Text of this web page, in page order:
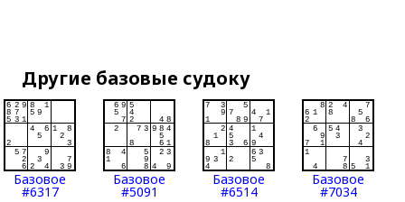
Другие базовые судоку
Базовое
#6317
Базовое
#5091
Базовое
#6514
Базовое
#7034